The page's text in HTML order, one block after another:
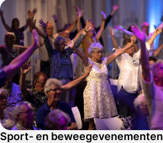
Sport- en beweegevenementen